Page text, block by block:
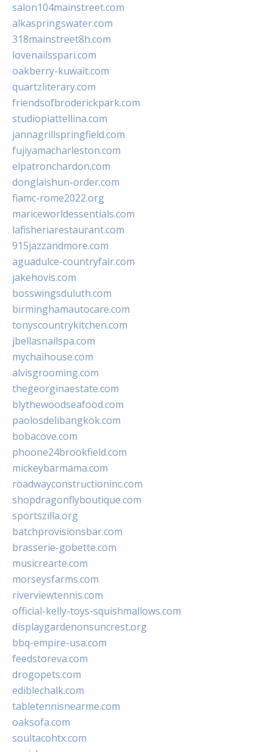
salon104mainstreet.com
alkaspringswater.com
318mainstreet8h.com
lovenailsspari.com
oakberry-kuwait.com
quartzliterary.com
friendsofbroderickpark.com
studiopiattellina.com
jannagrillspringfield.com
fujiyamacharleston.com
elpatronchardon.com
donglaishun-order.com
fiamc-rome2022.org
mariceworldessentials.com
lafisheriarestaurant.com
915jazzandmore.com
aguadulce-countryfair.com
jakehovis.com
bosswingsduluth.com
birminghamautocare.com
tonyscountrykitchen.com
jbellasnailspa.com
mychaihouse.com
alvisgrooming.com
thegeorginaestate.com
blythewoodseafood.com
paolosdelibangkok.com
bobacove.com
phoone24brookfield.com
mickeybarmama.com
roadwayconstructioninc.com
shopdragonflyboutique.com
sportszilla.org
batchprovisionsbar.com
brasserie-gobette.com
musicrearte.com
morseysfarms.com
riverviewtennis.com
official-kelly-toys-squishmallows.com
displaygardenonsuncrest.org
bbq-empire-usa.com
feedstoreva.com
drogopets.com
ediblechalk.com
tabletennisnearme.com
oaksofa.com
soultacohtx.com